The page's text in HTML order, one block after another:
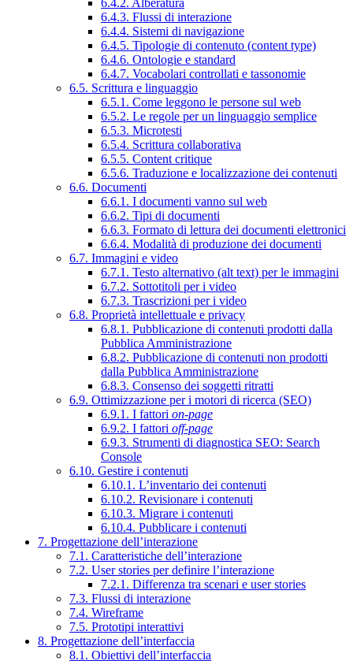
6.4.3. Flussi di interazione
6.4.4. Sistemi di navigazione
6.4.5. Tipologie di contenuto (content type)
6.4.6. Ontologie e standard
6.4.7. Vocabolari controllati e tassonomie
6.5. Scrittura e linguaggio
6.5.1. Come leggono le persone sul web
6.5.2. Le regole per un linguaggio semplice
6.5.3. Microtesti
6.5.4. Scrittura collaborativa
6.5.5. Content critique
6.5.6. Traduzione e localizzazione dei contenuti
6.6. Documenti
6.6.1. I documenti vanno sul web
6.6.2. Tipi di documenti
6.6.3. Formato di lettura dei documenti elettronici
6.6.4. Modalità di produzione dei documenti
6.7. Immagini e video
6.7.1. Testo alternativo (alt text) per le immagini
6.7.2. Sottotitoli per i video
6.7.3. Trascrizioni per i video
6.8. Proprietà intellettuale e privacy
6.8.1. Pubblicazione di contenuti prodotti dalla
Pubblica Amministrazione
6.8.2. Pubblicazione di contenuti non prodotti
dalla Pubblica Amministrazione
6.8.3. Consenso dei soggetti ritratti
6.9. Ottimizzazione per i motori di ricerca (SEO)
6.9.1. I fattori on-page
6.9.2. I fattori off-page
6.9.3. Strumenti di diagnostica SEO: Search
Console
6.10. Gestire i contenuti
6.10.1. L’inventario dei contenuti
6.10.2. Revisionare i contenuti
6.10.3. Migrare i contenuti
6.10.4. Pubblicare i contenuti
7. Progettazione dell’interazione
7.1. Caratteristiche dell’interazione
7.2. User stories per definire l’interazione
7.2.1. Differenza tra scenari e user stories
7.3. Flussi di interazione
7.4. Wireframe
7.5. Prototipi interattivi
8. Progettazione dell’interfaccia
8.1. Obiettivi dell’interfaccia